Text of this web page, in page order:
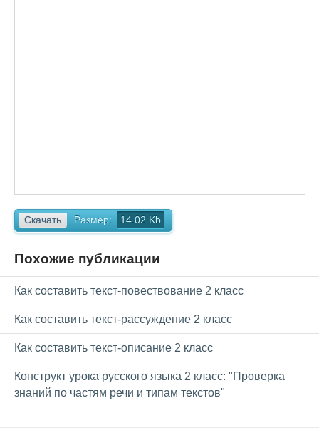
Скачать Размер: 14.02 Kb
Похожие публикации
Как составить текст-повествование 2 класс
Как составить текст-рассуждение 2 класс
Как составить текст-описание 2 класс
Конструкт урока русского языка 2 класс: "Проверка
знаний по частям речи и типам текстов"